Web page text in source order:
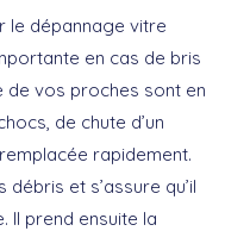
le dépannage vitre
en cas de bris
de vos proches sont en
de chute d’un
rapidement.
et s’assure qu’il
Il prend ensuite la